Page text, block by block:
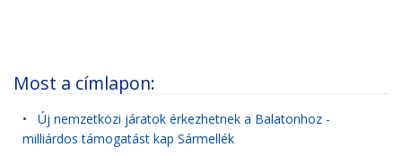
Most a címlapon:
• Új nemzetközi járatok érkezhetnek a Balatonhoz -
milliárdos támogatást kap Sármellék